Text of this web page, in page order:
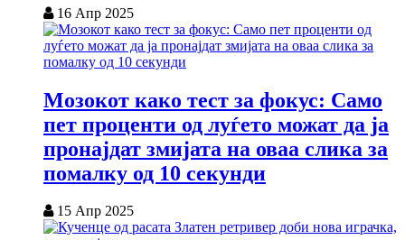
16 Апр 2025
Мозокот како тест за фокус: Само
пет проценти од луѓето можат да ја
пронајдат змијата на оваа слика за
помалку од 10 секунди
15 Апр 2025